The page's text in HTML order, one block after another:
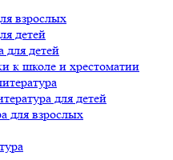
взрослых
детей
для детей
к школе и хрестоматии
для детей
для взрослых